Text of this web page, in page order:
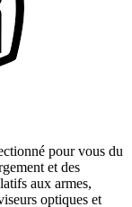
pour vous du
et des
aux armes,
optiques et